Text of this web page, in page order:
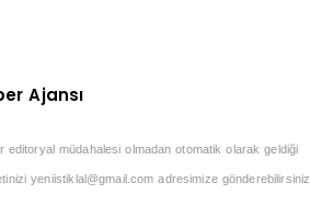
Ajansı
müdahalesi olmadan otomatik olarak geldiği
yeniistiklal@gmail.com adresimize gönderebilirsiniz.